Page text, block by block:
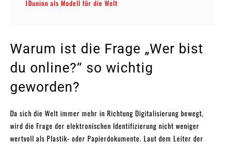
IDunion als Modell für die Welt
Warum ist die Frage „Wer bist
du online?“ so wichtig
geworden?
Da sich die Welt immer mehr in Richtung Digitalisierung bewegt,
wird die Frage der elektronischen Identifizierung nicht weniger
wertvoll als Plastik- oder Papierdokumente. Laut dem Leiter der